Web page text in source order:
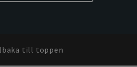
till toppen